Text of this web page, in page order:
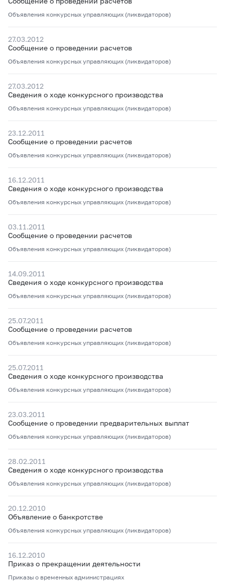
Объявления конкурсных управляющих (ликвидаторов)
27.03.2012
Сообщение о проведении расчетов
Объявления конкурсных управляющих (ликвидаторов)
27.03.2012
Сведения о ходе конкурсного производства
Объявления конкурсных управляющих (ликвидаторов)
23.12.2011
Сообщение о проведении расчетов
Объявления конкурсных управляющих (ликвидаторов)
16.12.2011
Сведения о ходе конкурсного производства
Объявления конкурсных управляющих (ликвидаторов)
03.11.2011
Сообщение о проведении расчетов
Объявления конкурсных управляющих (ликвидаторов)
14.09.2011
Сведения о ходе конкурсного производства
Объявления конкурсных управляющих (ликвидаторов)
25.07.2011
Сообщение о проведении расчетов
Объявления конкурсных управляющих (ликвидаторов)
25.07.2011
Сведения о ходе конкурсного производства
Объявления конкурсных управляющих (ликвидаторов)
23.03.2011
Сообщение о проведении предварительных выплат
Объявления конкурсных управляющих (ликвидаторов)
28.02.2011
Сведения о ходе конкурсного производства
Объявления конкурсных управляющих (ликвидаторов)
20.12.2010
Объявление о банкротстве
Объявления конкурсных управляющих (ликвидаторов)
16.12.2010
Приказ о прекращении деятельности
Приказы о временных администрациях